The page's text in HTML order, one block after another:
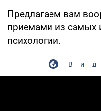
Предлагаем вам
приемами из самых
психологии.